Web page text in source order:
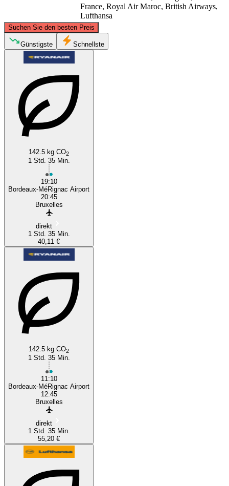
France, Royal Air Maroc, British Airways,
Lufthansa
Suchen Sie den besten Preis
Günstigste Schnellste
142.5 kg CO2
1 Std. 35 Min.
19:10
Bordeaux-MéRignac Airport
20:45
Bruxelles
direkt
1 Std. 35 Min.
40,11 €
142.5 kg CO2
1 Std. 35 Min.
11:10
Bordeaux-MéRignac Airport
12:45
Bruxelles
direkt
1 Std. 35 Min.
55,20 €